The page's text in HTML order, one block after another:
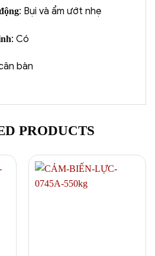
: Bụi và ẩm ướt nhẹ
: Có
bàn
PRODUCTS